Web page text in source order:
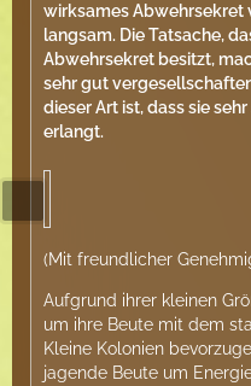
wirksames Abwehrsekret
langsam. Die Tatsache,
Abwehrsekret besitzt,
sehr gut
dieser Art ist, dass sie
erlangt.
(Mit freundlicher
Aufgrund ihrer kleinen
um ihre Beute mit dem
Kleine Kolonien
jagende Beute um